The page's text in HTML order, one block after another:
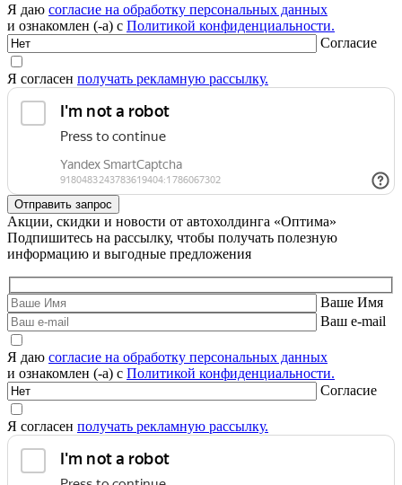
Я даю согласие на обработку персональных данных
и ознакомлен (-а) с Политикой конфиденциальности.
Согласие
Я согласен получать рекламную рассылку.
Акции, скидки и новости от автохолдинга «Оптима»
Подпишитесь на рассылку, чтобы получать полезную
информацию и выгодные предложения
Ваше Имя
Ваш e-mail
Я даю согласие на обработку персональных данных
и ознакомлен (-а) с Политикой конфиденциальности.
Согласие
Я согласен получать рекламную рассылку.